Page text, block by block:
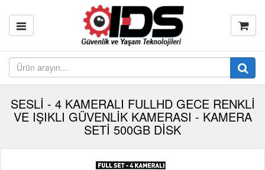
SESLİ - 4 KAMERALI FULLHD GECE RENKLİ
VE IŞIKLI GÜVENLİK KAMERASI - KAMERA
SETİ 500GB DİSK